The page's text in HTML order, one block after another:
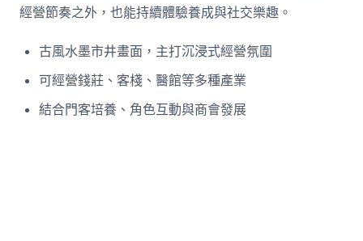
經營節奏之外，也能持續體驗養成與社交樂趣。
古風水墨市井畫面，主打沉浸式經營氛圍
可經營錢莊、客棧、醫館等多種產業
結合門客培養、角色互動與商會發展